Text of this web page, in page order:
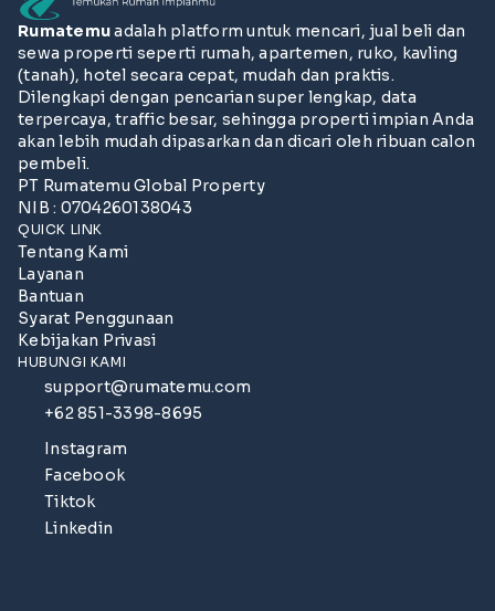
Rumatemuadalah platform untuk mencari, jual beli dan
sewa properti seperti rumah, apartemen, ruko, kavling
(tanah), hotel secara cepat, mudah dan praktis.
Dilengkapi dengan pencarian super lengkap, data
terpercaya, traffic besar, sehingga properti impian Anda
akan lebih mudah dipasarkan dan dicari oleh ribuan calon
pembeli.
PT Rumatemu Global Property
NIB : 0704260138043
QUICK LINK
Tentang Kami
Layanan
Bantuan
Syarat Penggunaan
Kebijakan Privasi
HUBUNGI KAMI
support@rumatemu.com
+62 851-3398-8695
Instagram
Facebook
Tiktok
Linkedin